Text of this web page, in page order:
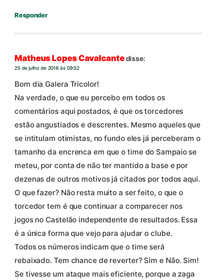
Responder
Matheus Lopes Cavalcantedisse:
25 de julho de 2016 às 09:52
Bom dia Galera Tricolor!
Na verdade, o que eu percebo em todos os
comentários aqui postados, é que os torcedores
estão angustiados e descrentes. Mesmo aqueles que
se intitulam otimistas, no fundo eles já perceberam o
tamanho da encrenca em que o time do Sampaio se
meteu, por conta de não ter mantido a base e por
dezenas de outros motivos já citados por todos aqui.
O que fazer? Não resta muito a ser feito, o que o
torcedor tem é que continuar a comparecer nos
jogos no Castelão independente de resultados. Essa
é a única forma que vejo para ajudar o clube.
Todos os números indicam que o time será
rebaixado. Tem chance de reverter? Sim e Não. Sim!
Se tivesse um ataque mais eficiente, porque a zaga